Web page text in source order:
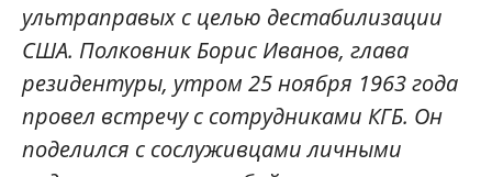
ультраправых с целью дестабилизации
США. Полковник Борис Иванов, глава
резидентуры, утром 25 ноября 1963 года
провел встречу с сотрудниками КГБ. Он
поделился с сослуживцами личными